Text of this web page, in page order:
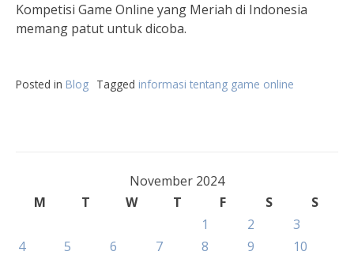
Kompetisi Game Online yang Meriah di Indonesia
memang patut untuk dicoba.
Posted in Blog Tagged informasi tentang game online
November 2024
M
T W T F S
S
1
2
3
4
5 6 7 8 9
10